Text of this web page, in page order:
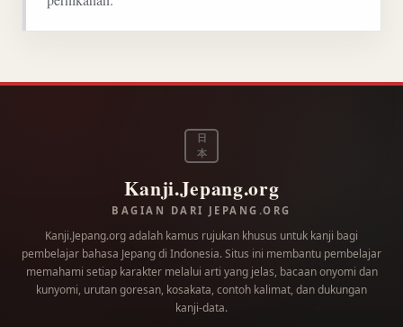
日
本
Kanji.Jepang.org
BAGIAN DARI JEPANG.ORG
Kanji.Jepang.org adalah kamus rujukan khusus untuk kanji bagi
pembelajar bahasa Jepang di Indonesia. Situs ini membantu pembelajar
memahami setiap karakter melalui arti yang jelas, bacaan onyomi dan
kunyomi, urutan goresan, kosakata, contoh kalimat, dan dukungan
kanji-data.